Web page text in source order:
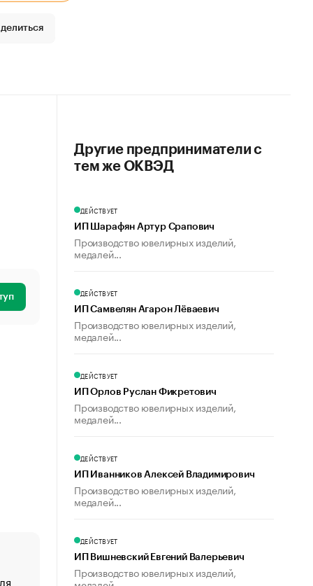
«От спорта тело стареет иначе». Как живет глава
Другие предприниматели с
тем же ОКВЭД
ДЕЙСТВУЕТ
ИП Шарафян Артур Срапович
Производство ювелирных изделий,
медалей...
ДЕЙСТВУЕТ
ИП Самвелян Агарон Лёваевич
Производство ювелирных изделий,
медалей...
ДЕЙСТВУЕТ
ИП Орлов Руслан Фикретович
Производство ювелирных изделий,
медалей...
ДЕЙСТВУЕТ
ИП Иванников Алексей Владимирович
Производство ювелирных изделий,
медалей...
ДЕЙСТВУЕТ
ИП Вишневский Евгений Валерьевич
Производство ювелирных изделий,